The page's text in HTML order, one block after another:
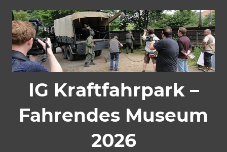
Inhalt
springen
IG Kraftfahrpark –
Fahrendes Museum
2026